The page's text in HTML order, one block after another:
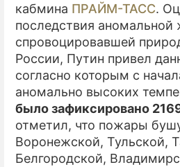
кабмина ПРАЙМ-ТАСС.
последствия аномальной
спровоцировавшей
России, Путин привел
согласно которым с
аномально высоких
было зафиксировано
отметил, что пожары
Воронежской, Тульской,
Белгородской,